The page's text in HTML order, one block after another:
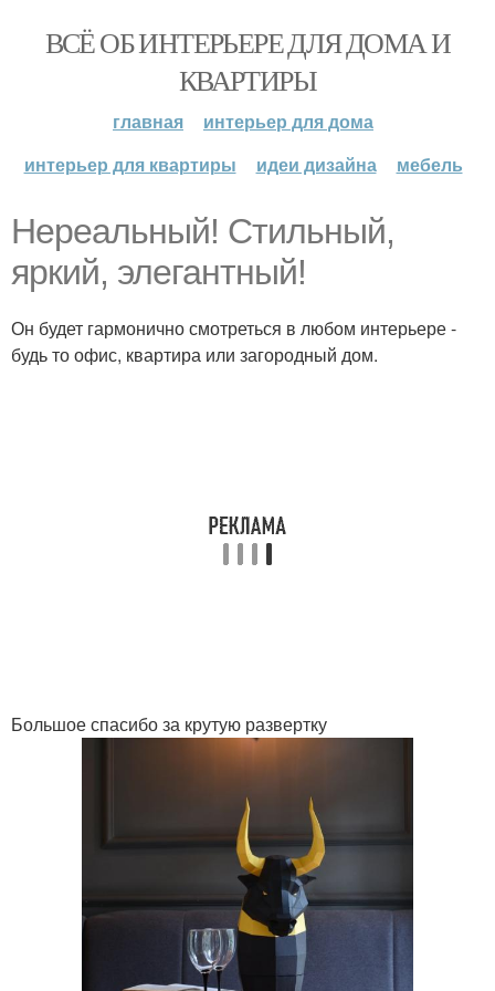
ВСЁ ОБ ИНТЕРЬЕРЕ ДЛЯ ДОМА И
КВАРТИРЫ
главная
интерьер для дома
интерьер для квартиры
идеи дизайна мебель
Нереальный! Стильный,
яркий, элегантный!
Он будет гармонично смотреться в любом интерьере -
будь то офис, квартира или загородный дом.
Большое спасибо за крутую развертку